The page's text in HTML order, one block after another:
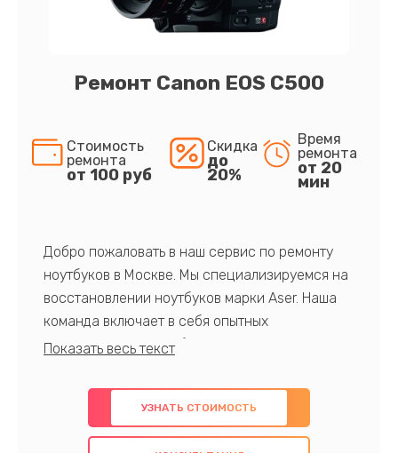
Ремонт Canon EOS C500
Стоимость
ремонта
от 100 руб
Скидка
до
20%
Время
ремонта
от 20
мин
Добро пожаловать в наш сервис по ремонту
ноутбуков в Москве. Мы специализируемся на
восстановлении ноутбуков марки Aser. Наша
команда включает в себя опытных
профессионалов с обширными знаниями и
предлагаем быстрый и качественный ремонт с
использованием оригинальных компонентов, а
также гарантируем качество всех
УЗНАТЬ СТОИМОСТЬ